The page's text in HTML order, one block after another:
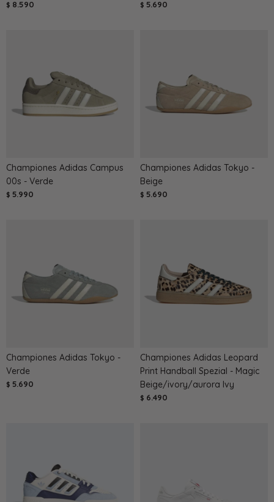
$ 8.590 $ 5.690
Championes Adidas Campus
00s - Verde
$ 5.990
Championes Adidas Tokyo -
Beige
$ 5.690
Championes Adidas Tokyo -
Verde
$ 5.690
Championes Adidas Leopard
Print Handball Spezial - Magic
Beige/ivory/aurora Ivy
$ 6.490